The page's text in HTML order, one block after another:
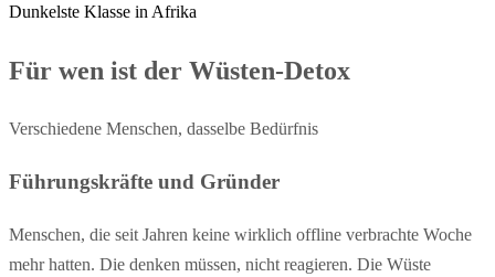
Dunkelste Klasse in Afrika
Für wen ist der Wüsten-Detox
Verschiedene Menschen, dasselbe Bedürfnis
Führungskräfte und Gründer
Menschen, die seit Jahren keine wirklich offline verbrachte Woche
mehr hatten. Die denken müssen, nicht reagieren. Die Wüste